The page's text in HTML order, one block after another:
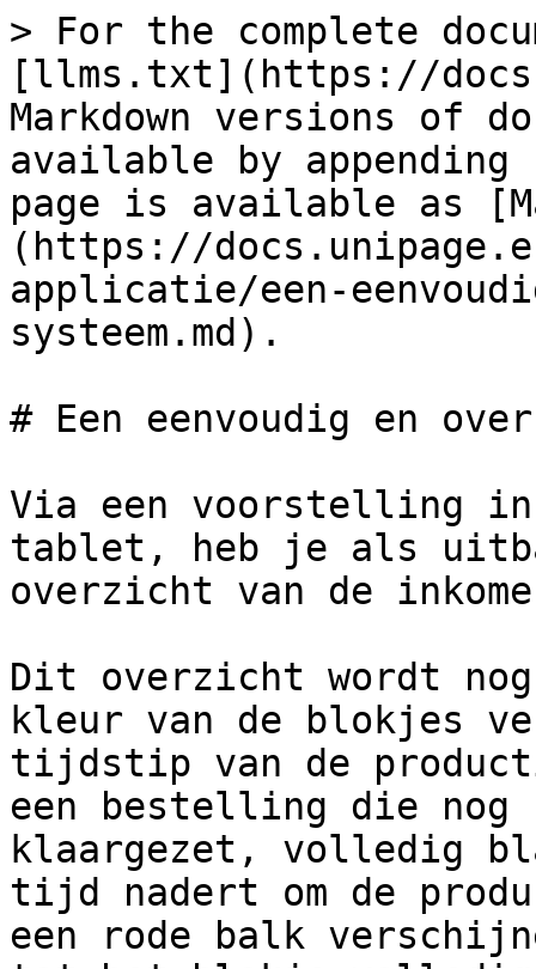
> For the complete
[llms.txt](https://
Markdown versions of
available by
page is available as
(https://
applicatie/een-
systeem.md).
# Een eenvoudig en
Via een voorstelling in
tablet, heb je als
overzicht van de
Dit overzicht wordt nog
kleur van de blokjes
tijdstip van de
een bestelling die
klaargezet, volledig
tijd nadert om de
een rode balk